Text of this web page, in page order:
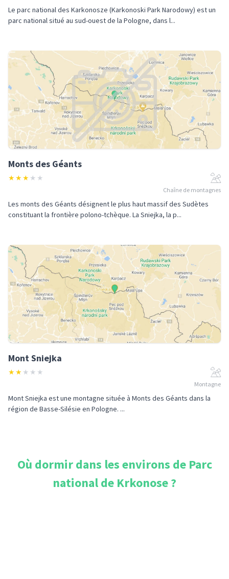
Le parc national des Karkonosze (Karkonoski Park Narodowy) est un
parc national situé au sud-ouest de la Pologne, dans l...
Monts des Géants
★★★ ★ ★
Chaîne de montagnes
Les monts des Géants désignent le plus haut massif des Sudètes
constituant la frontière polono-tchèque. La Sniejka, la p...
Mont Sniejka
★★ ★ ★ ★
Montagne
Mont Sniejka est une montagne située à Monts des Géants dans la
région de Basse-Silésie en Pologne. ...
Où dormir dans les environs de Parc
national de Krkonose?